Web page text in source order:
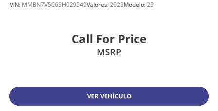
VIN: MMBN7V5C6SH029549Valores:2025Modelo:25
Call For Price
MSRP
VER VEHÍCULO